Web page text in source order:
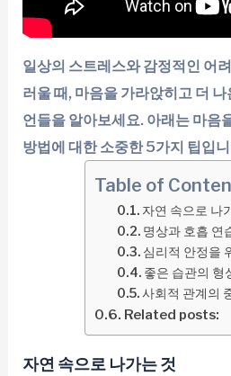
일상의 스트레스와 감정적인 어
러울 때, 마음을 가라앉히고 더
언들을 알아보세요. 아래는 마음
방법에 대한 소중한 5가지 팁입
Table of
자연 속으로 나
명상과 호흡 연
심리적 안정을
좋은 습관의 형
사회적 관계의
Related posts:
자연 속으로 나가는 것